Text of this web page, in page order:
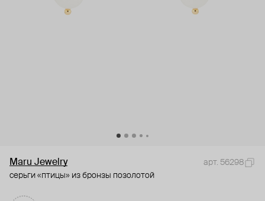
Maru Jewelry
арт. 56298
серьги «птицы» из бронзы позолотой